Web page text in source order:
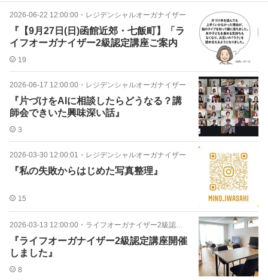
2026-06-22 12:00:00 ・ レジデンシャルオーガナイザー
『【9月27日(日)函館近郊・七飯町】「ラ
イフオーガナイザー2級認定講座ご案内
19
2026-06-17 12:00:00 ・ レジデンシャルオーガナイザー
『片づけをAIに相談したらどうなる？講
師会できいた興味深い話』
3
2026-03-30 12:00:01 ・ レジデンシャルオーガナイザー
『私の失敗からはじめた写真整理』
15
2026-03-13 12:00:00 ・ ライフオーガナイザー2級認定講座
『ライフオーガナイザー2級認定講座開催
しました』
8